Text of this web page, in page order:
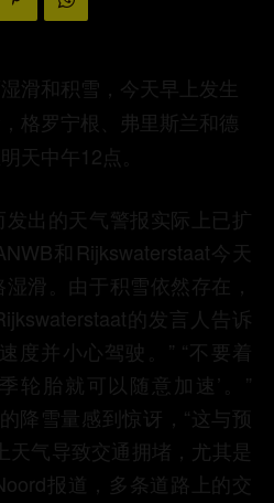
滑和积雪，今天早上发生
格罗宁根、弗里斯兰和德
天中午12点。
发出的天气警报实际上已扩
和Rijkswaterstaat今天
滑。由于积雪依然存在，
的发言人告诉
度并小心驾驶。” “不要着
轮胎就可以随意加速’。”
降雪量感到惊讶，“这与预
天气导致交通拥堵，尤其是
报道，多条道路上的交